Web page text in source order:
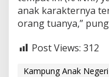
anak karakternya
orang tuanya,”
Post Views: 312
Kampung Anak Negeri